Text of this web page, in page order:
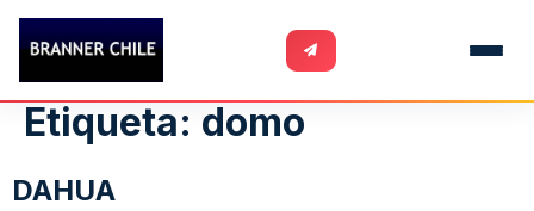
Etiqueta: domo
DAHUA